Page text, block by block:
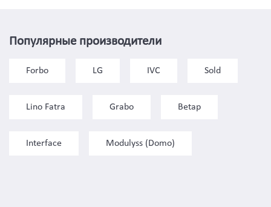
Популярные производители
Forbo LG IVC Sold
Lino Fatra Grabo Betap
Interface Modulyss (Domo)